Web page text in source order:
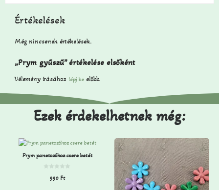
Értékelések
Még nincsenek értékelések.
„Prym gyűszű” értékelése elsőként
Vélemény írásához lépj be előbb.
Ezek érdekelhetnek még:
Prym panetozóhoz csere betét
990 Ft